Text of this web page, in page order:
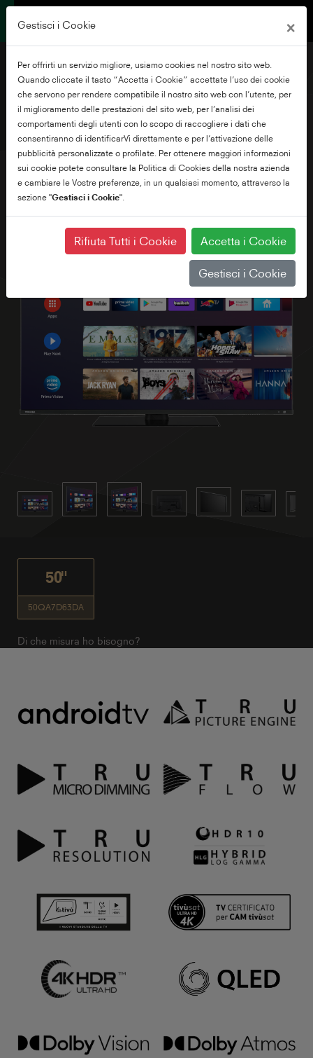
50" Frameless QLED Ultra
HD Android TV
50"
50QA7D63DA
Di che misura ho bisogno?
Gestisci i Cookie ×
Per offrirti un servizio migliore, usiamo cookies nel nostro sito web.
Quando cliccate il tasto “Accetta i Cookie” accettate l’uso dei cookie
che servono per rendere compatibile il nostro sito web con l’utente, per
il miglioramento delle prestazioni del sito web, per l’analisi dei
comportamenti degli utenti con lo scopo di raccogliere i dati che
consentiranno di identificarVi direttamente e per l’attivazione delle
pubblicità personalizzate o profilate. Per ottenere maggiori informazioni
sui cookie potete consultare la Politica di Cookies della nostra azienda
e cambiare le Vostre preferenze, in un qualsiasi momento, attraverso la
sezione "Gestisci i Cookie".
Rifiuta Tutti i Cookie Accetta i Cookie
Gestisci i Cookie